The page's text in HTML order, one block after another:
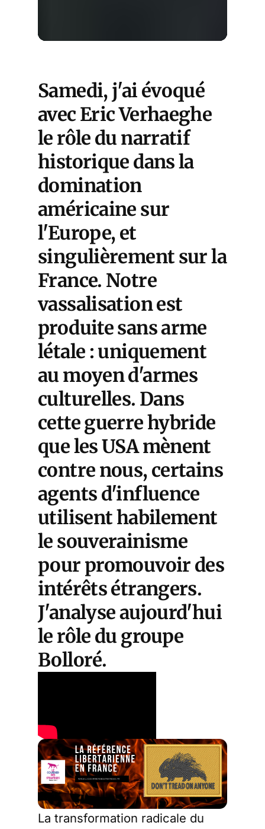
Samedi, j'ai évoqué
avec Eric Verhaeghe
le rôle du narratif
historique dans la
domination
américaine sur
l'Europe, et
singulièrement sur la
France. Notre
vassalisation est
produite sans arme
létale : uniquement
au moyen d'armes
culturelles. Dans
cette guerre hybride
que les USA mènent
contre nous, certains
agents d'influence
utilisent habilement
le souverainisme
pour promouvoir des
intérêts étrangers.
J'analyse aujourd'hui
le rôle du groupe
Bolloré.
La transformation radicale du